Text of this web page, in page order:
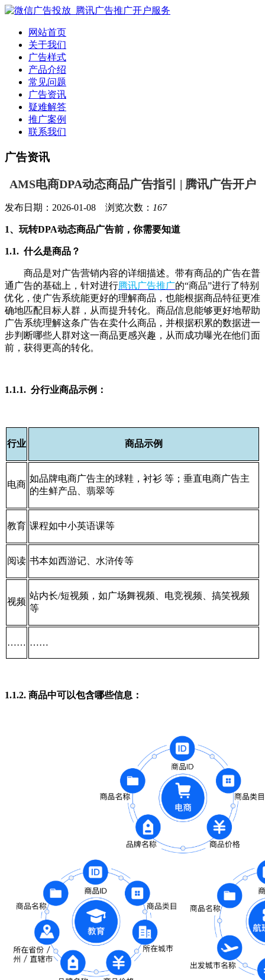
网站首页
关于我们
广告样式
产品介绍
常见问题
广告资讯
疑难解答
推广案例
联系我们
广告资讯
AMS电商DPA动态商品广告指引 | 腾讯广告开户
发布日期：2026-01-08 浏览次数： 167
1、玩转DPA动态商品广告前，你需要知道
1.1. 什么是商品？
商品是对广告营销内容的详细描述。带有商品的广告在普
通广告的基础上，针对进行腾讯广告推广的“商品”进行了特别
优化，使广告系统能更好的理解商品，也能根据商品特征更准
确地匹配目标人群，从而提升转化。商品信息能够更好地帮助
广告系统理解这条广告在卖什么商品，并根据积累的数据进一
步判断哪些人群对这一商品更感兴趣，从而成功曝光在他们面
前，获得更高的转化。
1.1.1. 分行业商品示例：
行业 商品示例
电商
如品牌电商广告主的球鞋，衬衫 等；垂直电商广告主
的生鲜产品、翡翠等
教育 课程如中小英语课等
阅读 书本如西游记、水浒传等
视频
站内长/短视频，如广场舞视频、电竞视频、搞笑视频
等
…… ……
1.1.2. 商品中可以包含哪些信息：